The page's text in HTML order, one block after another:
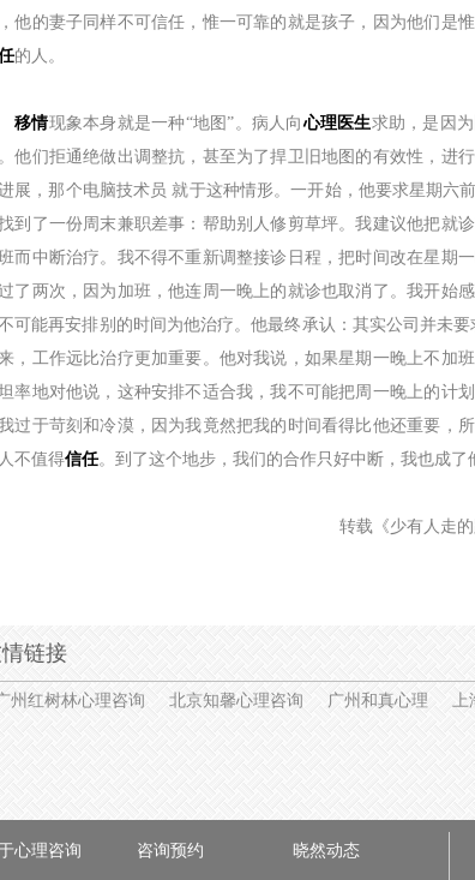
他的妻子同样不可信任，惟一可靠的就是孩子，因为他们是
的人。
移情现象本身就是一种“地图”。病人向 心理医生求助，是因
他们拒通绝做出调整抗，甚至为了捍卫旧地图的有效性，进
展，那个电脑技术员 就于这种情形。一开始，他要求星期六
到了一份周末兼职差事：帮助别人修剪草坪。我建议他把就
而中断治疗。我不得不重新调整接诊日程，把时间改在星期
了两次，因为加班，他连周一晚上的就诊也取消了。我开始
可能再安排别的时间为他治疗。他最终承认：其实公司并未
，工作远比治疗更加重要。他对我说，如果星期一晚上不加
率地对他说，这种安排不适合我，我不可能把周一晚上的计
过于苛刻和冷漠，因为我竟然把我的时间看得比他还重要，
不值得信任。到了这个地步，我们的合作只好中断，我也成了
转载《少有人走的
链接
州红树林心理咨询 北京知馨心理咨询 广州和真心理 上
心理咨询 咨询预约 晓然动态